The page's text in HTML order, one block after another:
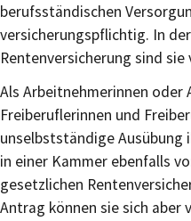
berufsständischen
versicherungspflichtig. In
Rentenversicherung sind
Als Arbeitnehmerinnen
Freiberuflerinnen und
unselbstständige
in einer Kammer ebenfalls
gesetzlichen
Antrag können sie sich aber